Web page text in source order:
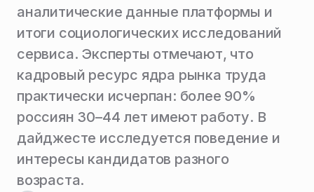
аналитические данные платформы и
итоги социологических исследований
сервиса. Эксперты отмечают, что
кадровый ресурс ядра рынка труда
практически исчерпан: более 90%
россиян 30–44 лет имеют работу. В
дайджесте исследуется поведение и
интересы кандидатов разного
возраста.